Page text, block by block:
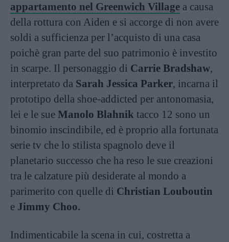
appartamento nel Greenwich Village a causa
della rottura con Aiden e si accorge di non avere
soldi a sufficienza per l’acquisto di una casa
poichè gran parte del suo patrimonio è investito
in scarpe. Il personaggio di Carrie Bradshaw,
interpretato da Sarah Jessica Parker, incarna il
prototipo della shoe-addicted per antonomasia,
lei e le sue Manolo Blahnik tacco 12 sono un
binomio inscindibile, ed è proprio alla fortunata
serie tv che lo stilista spagnolo deve il
planetario successo che ha reso le sue creazioni
tra le calzature più desiderate al mondo a
parimerito con quelle di Christian Louboutin
e Jimmy Choo.
Indimenticabile la scena in cui, costretta a